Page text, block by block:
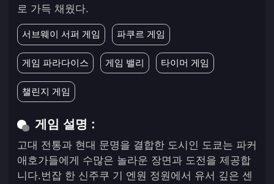
로 가득 채웠다.
서브웨이 서퍼 게임 파쿠르 게임
게임 파라다이스 게임 밸리 타이머 게임
챌린지 게임
게임 설명 :
고대 전통과 현대 문명을 결합한 도시인 도쿄는 파커
애호가들에게 수많은 놀라운 장면과 도전을 제공합
니다.번잡 한 신주쿠 기 엔원 정원에서 유서 깊은 센